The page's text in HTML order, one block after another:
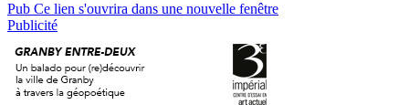
Pub Ce lien s'ouvrira dans une nouvelle fenêtre
Publicité